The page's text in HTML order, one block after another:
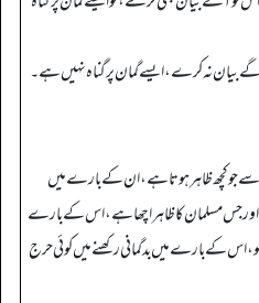
نہ کرے، ایسے گمان پر گناہ نہیں ہے۔
جو کچھ ظاہر ہوتا ہے، ان کے بارے میں
اور جس مسلمان کا ظاہر اچھا ہے، اس کے بارے
اس کے بارے میں بدگمانی رکھنے میں کوئی حرج